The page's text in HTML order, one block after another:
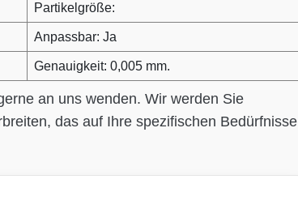
Partikelgröße:
Anpassbar: Ja
Genauigkeit: 0,005 mm.
an uns wenden. Wir werden Sie
das auf Ihre spezifischen Bedürfnisse